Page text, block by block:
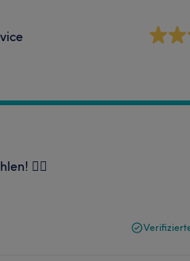
👍🏻